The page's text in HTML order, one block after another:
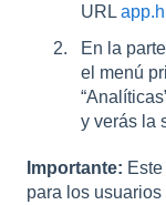
URL
En la
el menú
y verás la
Importante:
para los